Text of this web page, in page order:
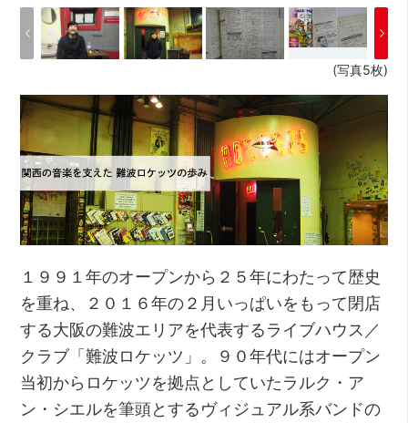
(写真5枚)
１９９１年のオープンから２５年にわたって歴史
を重ね、２０１６年の２月いっぱいをもって閉店
する大阪の難波エリアを代表するライブハウス／
クラブ「難波ロケッツ」。９０年代にはオープン
当初からロケッツを拠点としていたラルク・ア
ン・シエルを筆頭とするヴィジュアル系バンドの